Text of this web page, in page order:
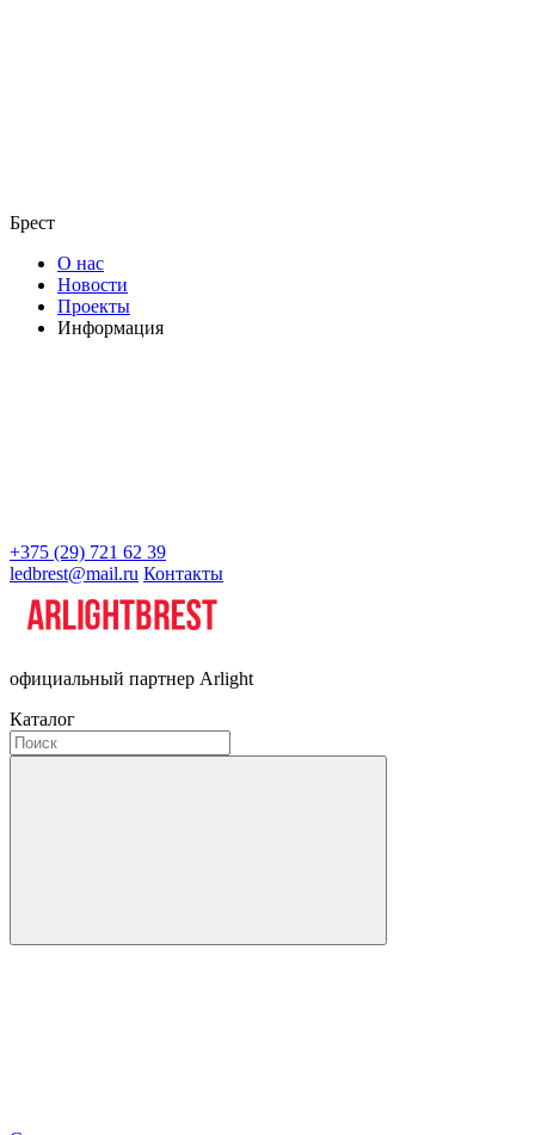
Брест
О нас
Новости
Проекты
Информация
+375 (29) 721 62 39
ledbrest@mail.ru Контакты
официальный партнер Arlight
Каталог